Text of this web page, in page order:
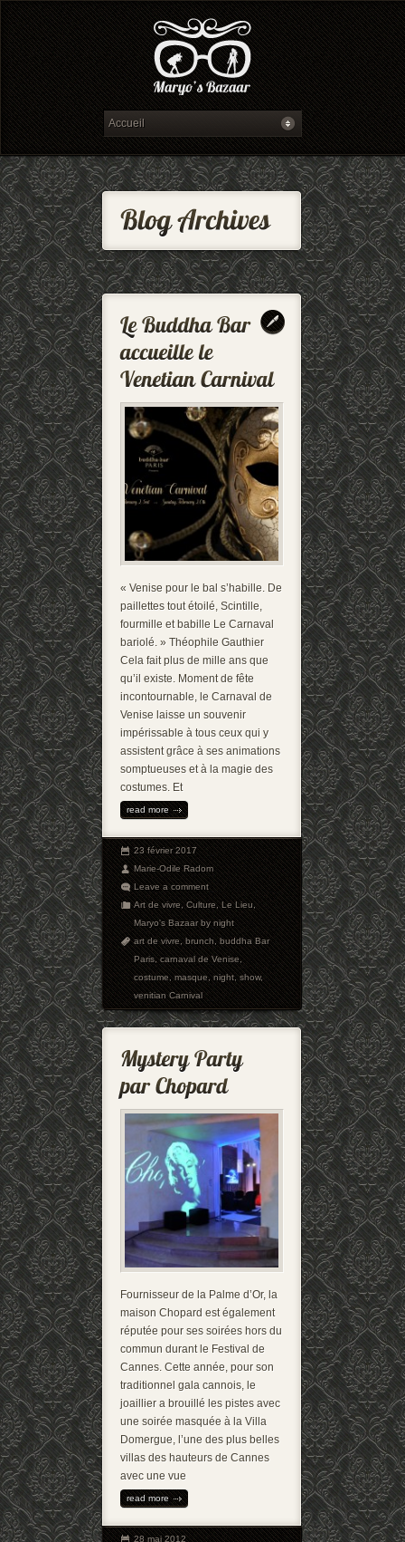
« Venise pour le bal s’habille. De
paillettes tout étoilé, Scintille,
fourmille et babille Le Carnaval
bariolé. » Théophile Gauthier
Cela fait plus de mille ans que
qu’il existe. Moment de fête
incontournable, le Carnaval de
Venise laisse un souvenir
impérissable à tous ceux qui y
assistent grâce à ses animations
somptueuses et à la magie des
costumes. Et
read more
23 février 2017
Marie-Odile Radom
Leave a comment
Art de vivre,Culture,Le Lieu,
Maryo's Bazaar by night
art de vivre,brunch,buddha Bar
Paris,carnaval de Venise,
costume,masque,night,show,
venitian Carnival
Fournisseur de la Palme d’Or, la
maison Chopard est également
réputée pour ses soirées hors du
commun durant le Festival de
Cannes. Cette année, pour son
traditionnel gala cannois, le
joaillier a brouillé les pistes avec
une soirée masquée à la Villa
Domergue, l’une des plus belles
villas des hauteurs de Cannes
avec une vue
read more
28 mai 2012